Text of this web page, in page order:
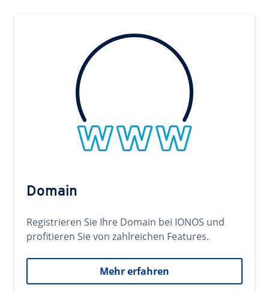
Domain
Registrieren Sie Ihre Domain bei IONOS und
profitieren Sie von zahlreichen Features.
Mehr erfahren